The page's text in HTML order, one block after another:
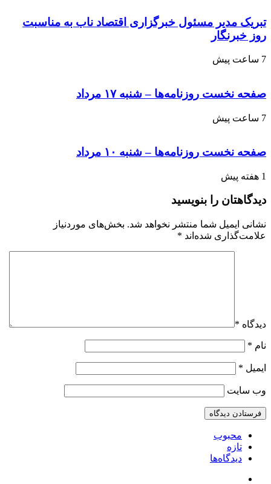
تبریک مدیر مسئول خبرگزاری اقتصاد ناب به مناسبت
روز خبرنگار
7 ساعت پیش
صفحه نخست روزنامه‌ها – شنبه ۱۷ مرداد
7 ساعت پیش
صفحه نخست روزنامه‌ها – شنبه ۱۰ مرداد
1 هفته پیش
دیدگاهتان را بنویسید
نشانی ایمیل شما منتشر نخواهد شد. بخش‌های موردنیاز
علامت‌گذاری شده‌اند *
دیدگاه *
نام *
ایمیل *
وب‌ سایت
محبوب
تازه
دیدگاه‌ها